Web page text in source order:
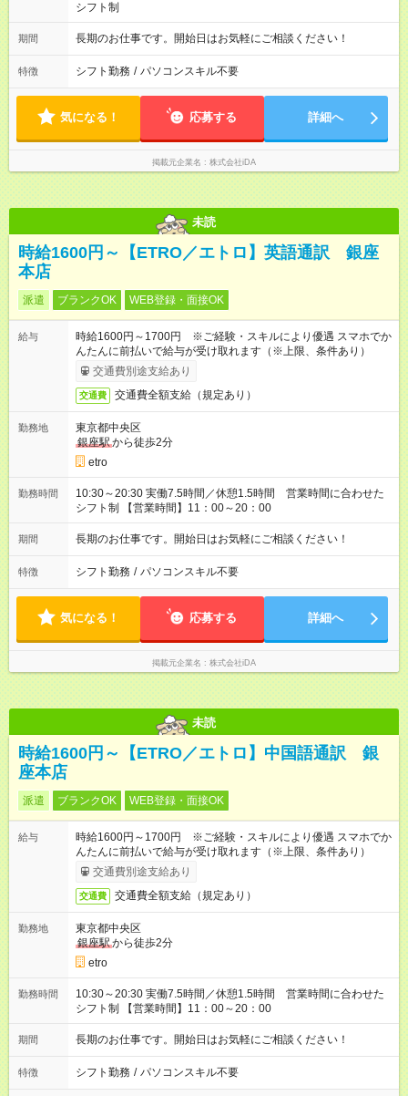
シフト制
期間 長期のお仕事です。開始日はお気軽にご相談ください！
特徴 シフト勤務 / パソコンスキル不要
気になる！ 応募する 詳細へ
掲載元企業名 株式会社iDA
未読
時給1600円～【ETRO／エトロ】英語通訳 銀座
本店
派遣 ブランクOK WEB登録・面接OK
給与
時給1600円～1700円 ※ご経験・スキルにより優遇 スマホでか
んたんに前払いで給与が受け取れます（※上限、条件あり）
交通費別途支給あり
交通費 交通費全額支給（規定あり）
勤務地
東京都中央区
銀座駅から徒歩2分
etro
勤務時間
10:30～20:30 実働7.5時間／休憩1.5時間 営業時間に合わせた
シフト制 【営業時間】11：00～20：00
期間 長期のお仕事です。開始日はお気軽にご相談ください！
特徴 シフト勤務 / パソコンスキル不要
気になる！ 応募する 詳細へ
掲載元企業名 株式会社iDA
未読
時給1600円～【ETRO／エトロ】中国語通訳 銀
座本店
派遣 ブランクOK WEB登録・面接OK
給与
時給1600円～1700円 ※ご経験・スキルにより優遇 スマホでか
んたんに前払いで給与が受け取れます（※上限、条件あり）
交通費別途支給あり
交通費 交通費全額支給（規定あり）
勤務地
東京都中央区
銀座駅から徒歩2分
etro
勤務時間
10:30～20:30 実働7.5時間／休憩1.5時間 営業時間に合わせた
シフト制 【営業時間】11：00～20：00
期間 長期のお仕事です。開始日はお気軽にご相談ください！
特徴 シフト勤務 / パソコンスキル不要